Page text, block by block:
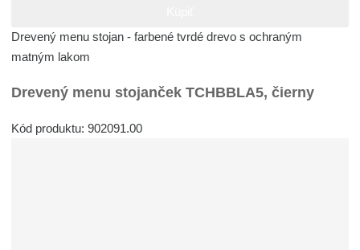
Drevený menu stojan - farbené tvrdé drevo s ochraným
matným lakom
Drevený menu stojanček TCHBBLA5, čierny
Kód produktu: 902091.00